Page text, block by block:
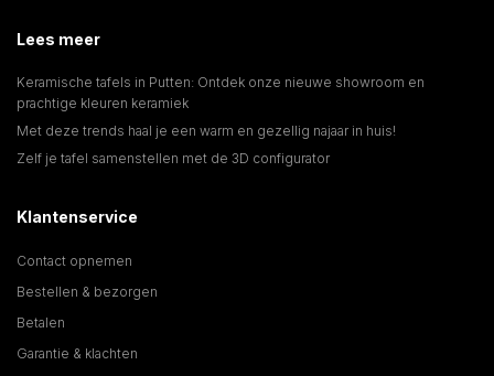
Lees meer
Keramische tafels in Putten: Ontdek onze nieuwe showroom en
prachtige kleuren keramiek
Met deze trends haal je een warm en gezellig najaar in huis!
Zelf je tafel samenstellen met de 3D configurator
Klantenservice
Contact opnemen
Bestellen & bezorgen
Betalen
Garantie & klachten